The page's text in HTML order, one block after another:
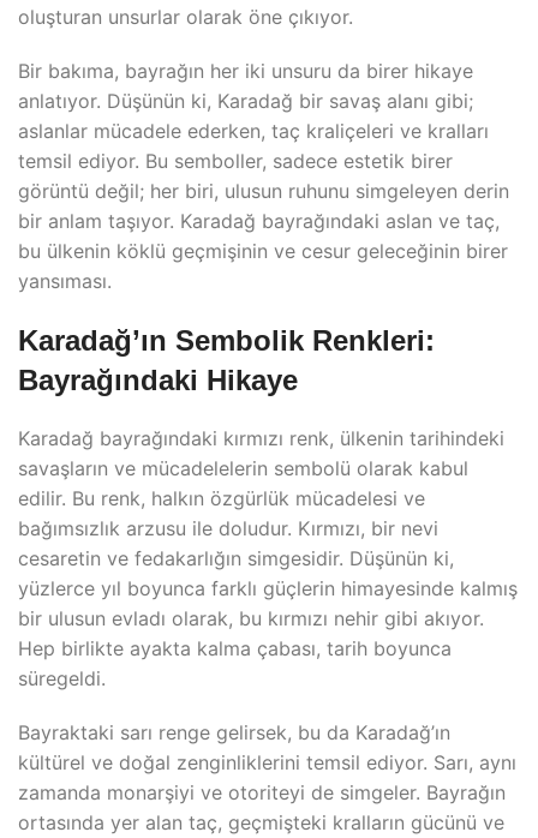
oluşturan unsurlar olarak öne çıkıyor.
Bir bakıma, bayrağın her iki unsuru da birer hikaye
anlatıyor. Düşünün ki, Karadağ bir savaş alanı gibi;
aslanlar mücadele ederken, taç kraliçeleri ve kralları
temsil ediyor. Bu semboller, sadece estetik birer
görüntü değil; her biri, ulusun ruhunu simgeleyen derin
bir anlam taşıyor. Karadağ bayrağındaki aslan ve taç,
bu ülkenin köklü geçmişinin ve cesur geleceğinin birer
yansıması.
Karadağ’ın Sembolik Renkleri:
Bayrağındaki Hikaye
Karadağ bayrağındaki kırmızı renk, ülkenin tarihindeki
savaşların ve mücadelelerin sembolü olarak kabul
edilir. Bu renk, halkın özgürlük mücadelesi ve
bağımsızlık arzusu ile doludur. Kırmızı, bir nevi
cesaretin ve fedakarlığın simgesidir. Düşünün ki,
yüzlerce yıl boyunca farklı güçlerin himayesinde kalmış
bir ulusun evladı olarak, bu kırmızı nehir gibi akıyor.
Hep birlikte ayakta kalma çabası, tarih boyunca
süregeldi.
Bayraktaki sarı renge gelirsek, bu da Karadağ’ın
kültürel ve doğal zenginliklerini temsil ediyor. Sarı, aynı
zamanda monarşiyi ve otoriteyi de simgeler. Bayrağın
ortasında yer alan taç, geçmişteki kralların gücünü ve